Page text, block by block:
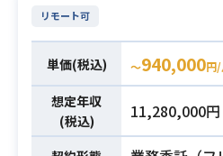
業務内容
下記の業務を
す。
・Kotlin（
トフォンアプ
保守運用対応
リモート可
単価(税込) 〜940,000円/
想定年収
(税込)
11,280,000円